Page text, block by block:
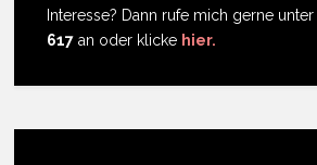
Interesse? Dann rufe mich gerne unter
617 an oder klicke hier.